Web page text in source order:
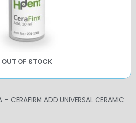
OUT OF STOCK
CERAFIRM ADD UNIVERSAL CERAMIC